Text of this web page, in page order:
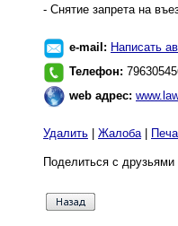
- Снятие запрета на
e-mail: Написать
Телефон:
web адрес:
Удалить Жалоба|
Поделиться с